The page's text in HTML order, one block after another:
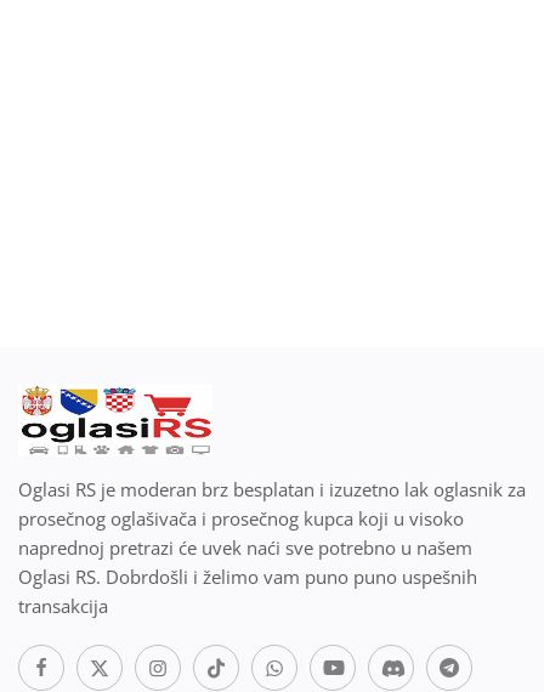
Oglasi RS je moderan brz besplatan i izuzetno lak oglasnik za
prosečnog oglašivača i prosečnog kupca koji u visoko
naprednoj pretrazi će uvek naći sve potrebno u našem
Oglasi RS. Dobrdošli i želimo vam puno puno uspešnih
transakcija